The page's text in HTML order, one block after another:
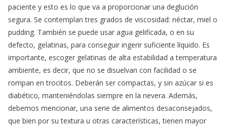
paciente y esto es lo que va a proporcionar una deglución
segura. Se contemplan tres grados de viscosidad: néctar, miel o
pudding. También se puede usar agua gelificada, o en su
defecto, gelatinas, para conseguir ingerir suficiente líquido. Es
importante, escoger gelatinas de alta estabilidad a temperatura
ambiente, es decir, que no se disuelvan con facilidad o se
rompan en trocitos. Deberán ser compactas, y sin azúcar si es
diabético, manteniéndolas siempre en la nevera. Además,
debemos mencionar, una serie de alimentos desaconsejados,
que bien por su textura u otras características, tienen mayor